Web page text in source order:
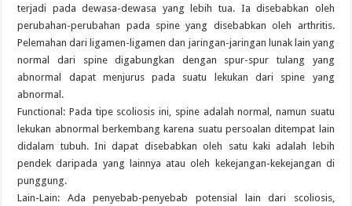
terjadi pada dewasa-dewasa yang lebih tua. Ia disebabkan oleh
perubahan-perubahan pada spine yang disebabkan oleh arthritis.
Pelemahan dari ligamen-ligamen dan jaringan-jaringan lunak lain yang
normal dari spine digabungkan dengan spur-spur tulang yang
abnormal dapat menjurus pada suatu lekukan dari spine yang
abnormal.
Functional: Pada tipe scoliosis ini, spine adalah normal, namun suatu
lekukan abnormal berkembang karena suatu persoalan ditempat lain
didalam tubuh. Ini dapat disebabkan oleh satu kaki adalah lebih
pendek daripada yang lainnya atau oleh kekejangan-kekejangan di
punggung.
Lain-Lain: Ada penyebab-penyebab potensial lain dari scoliosis,